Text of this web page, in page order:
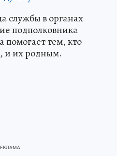
службы в органах
подполковника
помогает тем, кто
и их родным.